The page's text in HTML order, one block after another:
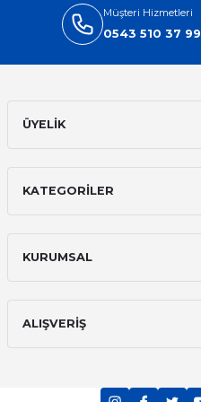
Müşteri Hizmetleri
0543 510 37 99
ÜYELİK
KATEGORİLER
KURUMSAL
ALIŞVERİŞ